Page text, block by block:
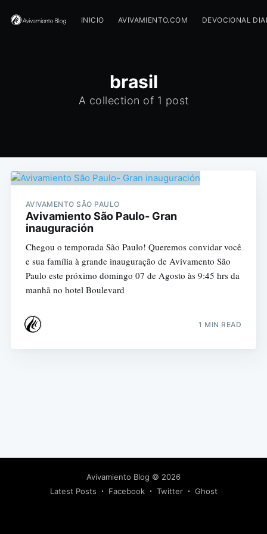
INICIO AVIVAMIENTO.COM DEVOCIONAL
brasil
A collection of 1 post
AVIVAMENTO SÃO PAULO
Avivamiento São Paulo- Gran
inauguración
Chegou o temporada São Paulo! Queremos convidar você
e sua família à grande inauguração de Avivamento São
Paulo este próximo domingo 07 de Agosto às 9:45 hrs da
manhã no hotel Boulevard
1 MIN READ
Avivamiento Blog © 2026
Latest Posts
Facebook Twitter Ghost